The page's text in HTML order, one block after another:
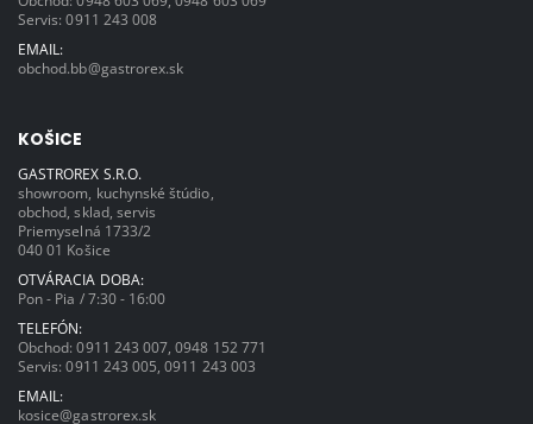
Servis:0911 243 008
EMAIL:
obchod.bb@gastrorex.sk
KOŠICE
GASTROREX S.R.O.
showroom, kuchynské štúdio,
obchod, sklad, servis
Priemyselná 1733/2
040 01 Košice
OTVÁRACIA DOBA:
Pon - Pia / 7:30 - 16:00
TELEFÓN:
Obchod:0911 243 007 ,0948 152 771
Servis:0911 243 005 ,0911 243 003
EMAIL:
kosice@gastrorex.sk